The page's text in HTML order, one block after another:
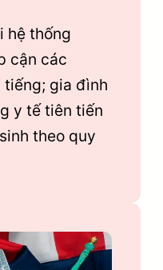
hệ thống
cận các
gia đình
y tế tiên tiến
theo quy